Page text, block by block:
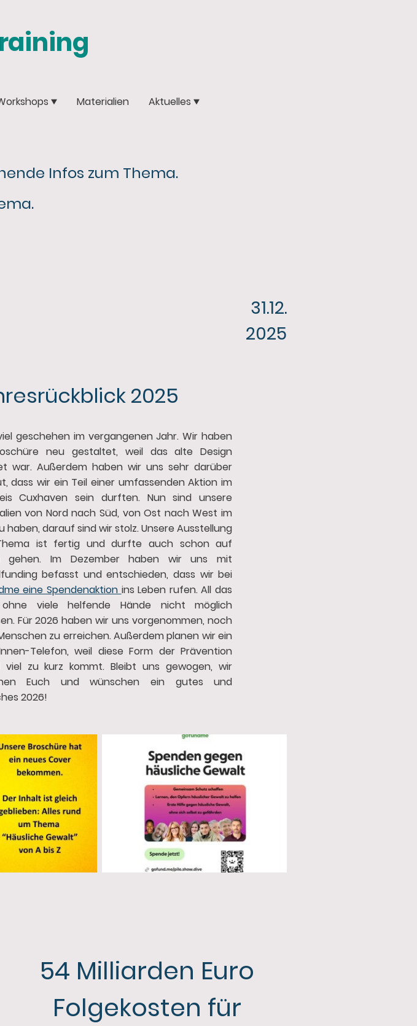
Materialien Aktuelles
Infos zum Thema.
31.12.
2025
2025
geschehen im vergangenen Jahr. Wir haben
neu gestaltet, weil das alte Design
war. Außerdem haben wir uns sehr darüber
dass wir ein Teil einer umfassenden Aktion im
Cuxhaven sein durften. Nun sind unsere
von Nord nach Süd, von Ost nach West im
haben, darauf sind wir stolz. Unsere Ausstellung
ist fertig und durfte auch schon auf
gehen. Im Dezember haben wir uns mit
befasst und entschieden, dass wir bei
eine Spendenaktion ins Leben rufen. All das
viele helfende Hände nicht möglich
Für 2026 haben wir uns vorgenommen, noch
zu erreichen. Außerdem planen wir ein
Telefon, weil diese Form der Prävention
viel zu kurz kommt. Bleibt uns gewogen, wir
Euch und wünschen ein gutes und
2026!
54 Milliarden Euro
Folgekosten für